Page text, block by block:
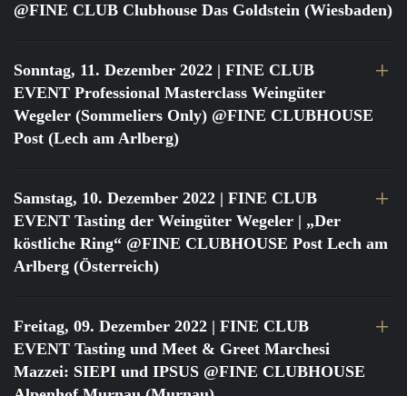
@FINE CLUB Clubhouse Das Goldstein (Wiesbaden)
Sonntag, 11. Dezember 2022 | FINE CLUB
EVENT Professional Masterclass Weingüter
Wegeler (Sommeliers Only) @FINE CLUBHOUSE
Post (Lech am Arlberg)
Samstag, 10. Dezember 2022 | FINE CLUB
EVENT Tasting der Weingüter Wegeler | „Der
köstliche Ring“ @FINE CLUBHOUSE Post Lech am
Arlberg (Österreich)
Freitag, 09. Dezember 2022 | FINE CLUB
EVENT Tasting und Meet & Greet Marchesi
Mazzei: SIEPI und IPSUS @FINE CLUBHOUSE